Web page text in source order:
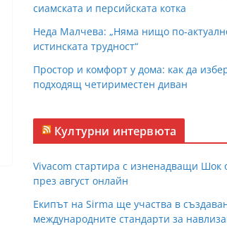
сиамската и персийската котка
Неда Малчева: „Няма нищо по-
истинската трудност“
Простор и комфорт у дома: как да
подходящ четириместен диван
Културни интервюта
Vivacom стартира с изненадващи Шок
през август онлайн
Екипът на Sirma ще участва в
международните стандарти за